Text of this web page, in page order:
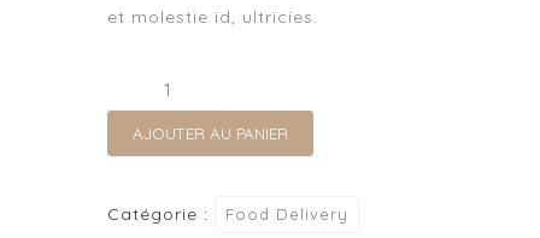
et molestie id, ultricies.
quantité
de
Eggs
Ham
AJOUTER AU PANIER
Catégorie : Food Delivery